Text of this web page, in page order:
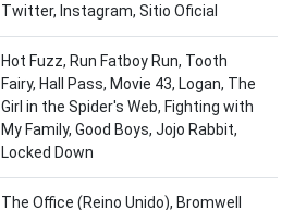
Twitter, Instagram, Sitio Oficial
Hot Fuzz, Run Fatboy Run, Tooth
Fairy, Hall Pass, Movie 43, Logan, The
Girl in the Spider's Web, Fighting with
My Family, Good Boys, Jojo Rabbit,
Locked Down
The Office (Reino Unido), Bromwell